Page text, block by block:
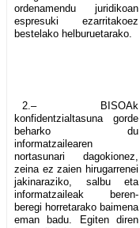
ordenamendu juridikoan
espresuki ezarritakoez
bestelako helburuetarako.
2.– BISOAk
konfidentzialtasuna gorde
beharko du
informatzailearen
nortasunari dagokionez,
zeina ez zaien hirugarrenei
jakinaraziko, salbu eta
informatzaileak beren-
beregi horretarako baimena
eman badu. Egiten diren